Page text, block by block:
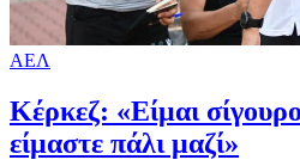
ΑΕΛ
Κέρκεζ: «Είμαι
είμαστε πάλι μαζί»